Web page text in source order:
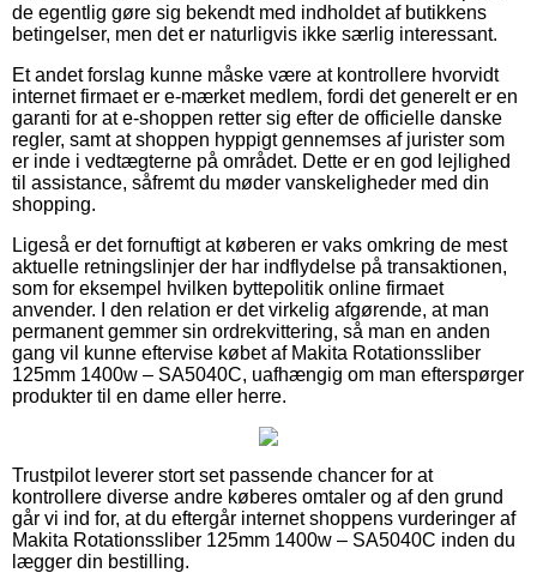
de egentlig gøre sig bekendt med indholdet af butikkens
betingelser, men det er naturligvis ikke særlig interessant.
Et andet forslag kunne måske være at kontrollere hvorvidt
internet firmaet er e-mærket medlem, fordi det generelt er en
garanti for at e-shoppen retter sig efter de officielle danske
regler, samt at shoppen hyppigt gennemses af jurister som
er inde i vedtægterne på området. Dette er en god lejlighed
til assistance, såfremt du møder vanskeligheder med din
shopping.
Ligeså er det fornuftigt at køberen er vaks omkring de mest
aktuelle retningslinjer der har indflydelse på transaktionen,
som for eksempel hvilken byttepolitik online firmaet
anvender. I den relation er det virkelig afgørende, at man
permanent gemmer sin ordrekvittering, så man en anden
gang vil kunne eftervise købet af Makita Rotationssliber
125mm 1400w – SA5040C, uafhængig om man efterspørger
produkter til en dame eller herre.
Trustpilot leverer stort set passende chancer for at
kontrollere diverse andre køberes omtaler og af den grund
går vi ind for, at du eftergår internet shoppens vurderinger af
Makita Rotationssliber 125mm 1400w – SA5040C inden du
lægger din bestilling.